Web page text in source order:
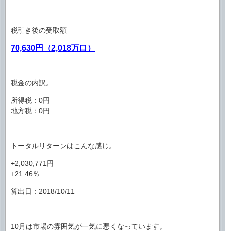
税引き後の受取額
70,630円（2,018万口）
税金の内訳。
所得税：0円
地方税：0円
トータルリターンはこんな感じ。
+2,030,771円
+21.46％
算出日：2018/10/11
10月は市場の雰囲気が一気に悪くなっています。